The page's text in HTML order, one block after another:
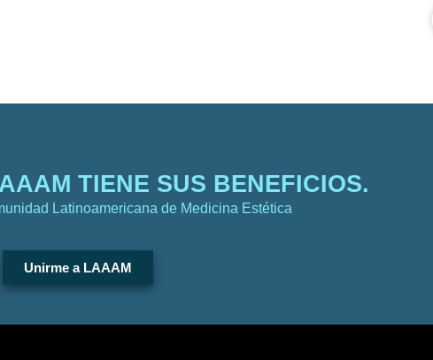
TIENE SUS BENEFICIOS.
Latinoamericana de Medicina Estética
Unirme a LAAAM